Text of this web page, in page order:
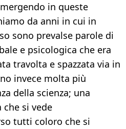
in queste
da anni in cui in
sono prevalse parole di
e psicologica che era
travolta e spazzata via in
invece molta più
della scienza; una
che si vede
tutti coloro che si